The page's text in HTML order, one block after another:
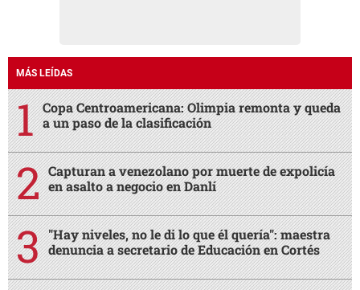
MÁS LEÍDAS
Copa Centroamericana: Olimpia remonta y queda
a un paso de la clasificación
Capturan a venezolano por muerte de expolicía
en asalto a negocio en Danlí
"Hay niveles, no le di lo que él quería": maestra
denuncia a secretario de Educación en Cortés